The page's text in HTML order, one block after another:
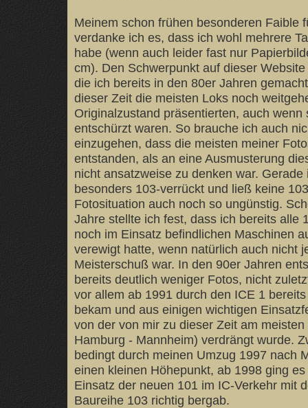
Meinem schon frühen besonderen Faible
verdanke ich es, dass ich wohl mehrere
habe (wenn auch leider fast nur
cm). Den Schwerpunkt auf dieser
die ich bereits in den 80er Jahren
dieser Zeit die meisten Loks noch
Originalzustand präsentierten, auch wenn
entschürzt waren. So brauche ich auch
einzugehen, dass die meisten meiner
entstanden, als an eine Ausmusterung
nicht ansatzweise zu denken war.
besonders 103-verrückt und ließ keine
Fotosituation auch noch so ungünstig.
Jahre stellte ich fest, dass ich bereits alle
noch im Einsatz befindlichen Maschinen
verewigt hatte, wenn natürlich auch nicht
Meisterschuß war. In den 90er Jahren
bereits deutlich weniger Fotos, nicht
vor allem ab 1991 durch den ICE 1
bekam und aus einigen wichtigen
von der von mir zu dieser Zeit am
Hamburg - Mannheim) verdrängt wurde.
bedingt durch meinen Umzug 1997 nach
einen kleinen Höhepunkt, ab 1998 ging
Einsatz der neuen 101 im IC-Verkehr mit
Baureihe 103 richtig bergab.